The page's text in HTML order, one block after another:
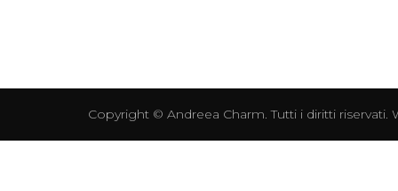
Copyright © Andreea Charm. Tutti i diritti riservati.